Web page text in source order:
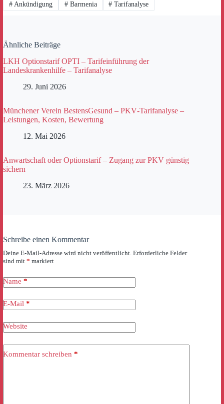
#Ankündigung #Barmenia # Tarifanalyse
Ähnliche Beiträge
LKH Optionstarif OPTI – Tarifeinführung der
Landeskrankenhilfe – Tarifanalyse
29. Juni 2026
Münchener Verein BestensGesund – PKV‑Tarifanalyse –
Leistungen, Kosten, Bewertung
12. Mai 2026
Anwartschaft oder Optionstarif – Zugang zur PKV günstig
sichern
23. März 2026
Schreibe einen Kommentar
Deine E-Mail-Adresse wird nicht veröffentlicht. Erforderliche Felder
sind mit * markiert
Name *
E-Mail *
Website
Kommentar schreiben *